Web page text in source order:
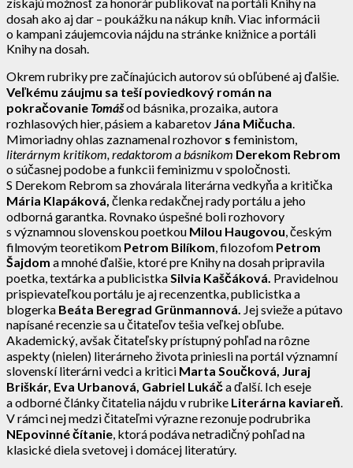
dosah ako aj dar – poukážku na nákup kníh. Viac informácii
o kampani záujemcovia nájdu na stránke knižnice a portáli
Knihy na dosah.
Okrem rubriky pre začínajúcich autorov sú obľúbené aj ďalšie.
Veľkému záujmu sa teší poviedkový román na
pokračovanie Tomášod básnika, prozaika, autora
rozhlasových hier, pásiem a kabaretov Jána Mičucha
Mimoriadny ohlas zaznamenal rozhovor s feministom,
literárnym kritikom, redaktorom a básnikom Derekom Rebrom
o súčasnej podobe a funkcii feminizmu v spoločnosti.
S Derekom Rebrom sa zhovárala literárna vedkyňa a kritička
Mária Klapáková, členka redakčnej rady portálu a jeho
odborná garantka. Rovnako úspešné boli rozhovory
s významnou slovenskou poetkou Milou Haugovou , českým
filmovým teoretikom Petrom Bilíkom , filozofom Petrom
Šajdom a mnohé ďalšie, ktoré pre Knihy na dosah pripravila
poetka, textárka a publicistka Silvia Kaščáková. Pravidelnou
prispievateľkou portálu je aj recenzentka, publicistka a
blogerka Beáta Beregrad Grünmannová. Jej svieže a pútavo
napísané recenzie sa u čitateľov tešia veľkej obľube.
Akademický, avšak čitateľsky prístupný pohľad na rôzne
aspekty (nielen) literárneho života priniesli na portál významní
slovenskí literárni vedci a kritici Marta Součková, Juraj
Briškár, Eva Urbanová, Gabriel Lukáča ďalší. Ich eseje
a odborné články čitatelia nájdu v rubrike Literárna kaviareň
V rámci nej medzi čitateľmi výrazne rezonuje podrubrika
NEpovinné čítanie , ktorá podáva netradičný pohľad na
klasické diela svetovej i domácej literatúry.